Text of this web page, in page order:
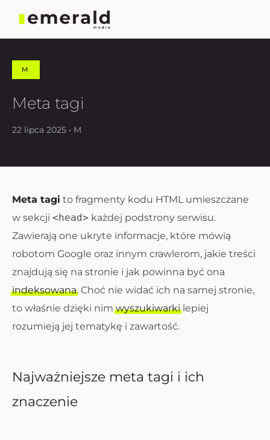
M
Meta tagi
22 lipca 2025 • M
Meta tagi to fragmenty kodu HTML umieszczane
w sekcji <head> każdej podstrony serwisu.
Zawierają one ukryte informacje, które mówią
robotom Google oraz innym crawlerom, jakie treści
znajdują się na stronie i jak powinna być ona
indeksowana. Choć nie widać ich na samej stronie,
to właśnie dzięki nimwyszukiwarkilepiej
rozumieją jej tematykę i zawartość.
Najważniejsze meta tagi i ich
znaczenie